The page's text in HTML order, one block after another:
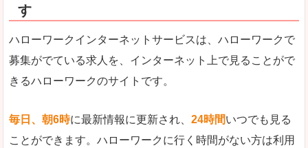
す
ハローワークインターネットサービスは、ハローワークで
募集がでている求人を、インターネット上で見ることがで
きるハローワークのサイトです。
毎日、朝6時に最新情報に更新され、 24時間いつでも見る
ことができます。ハローワークに行く時間がない方は利用